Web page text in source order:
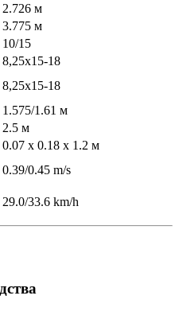
2.726 м
3.775 м
10/15
8,25х15-18
8,25х15-18
1.575/1.61 м
2.5 м
0.07 x 0.18 x 1.2 м
0.39/0.45 m/s
29.0/33.6 km/h